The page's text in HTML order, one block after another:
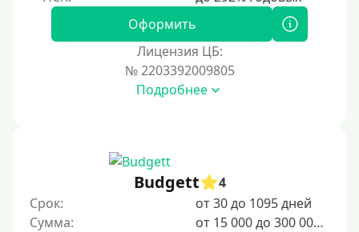
Без подтверждения личности
Пенсионерам до 70 лет
Пенсионерам до 85 лет
Безработным
Даже бомжам
Оформить
Лицензия ЦБ:
№ 2203392009805
Подробнее
Budgett
4
Срок:
от 30 до 1095 дней
Сумма:
от 15 000 до 300 000 ₽